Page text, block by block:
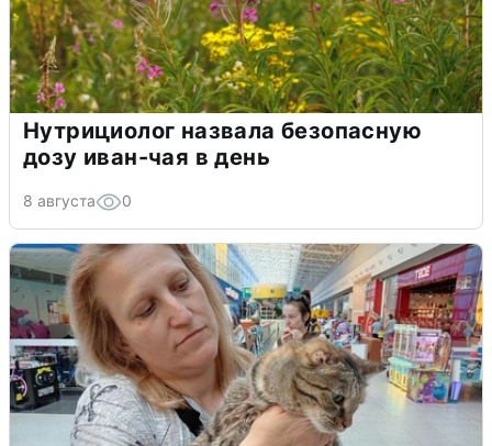
Нутрициолог назвала безопасную
дозу иван-чая в день
8 августа 0